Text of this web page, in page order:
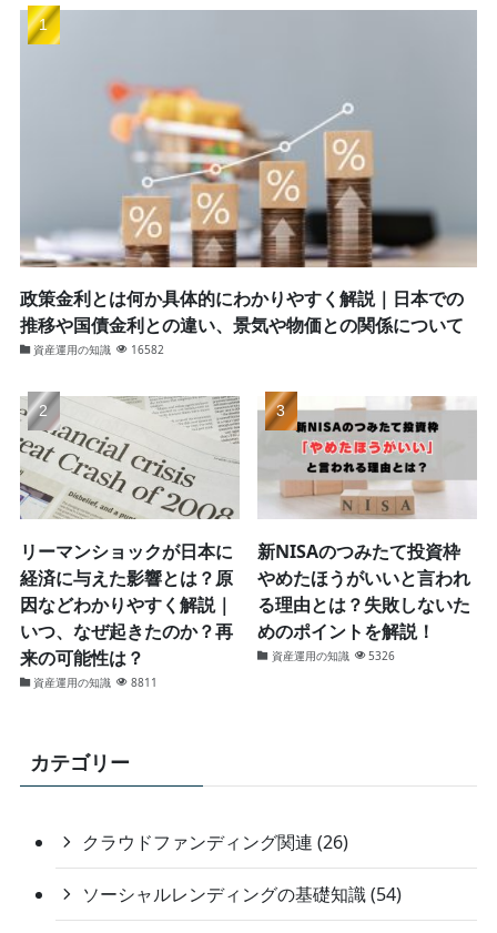
政策金利とは何か具体的にわかりやすく解説｜日本での
推移や国債金利との違い、景気や物価との関係について
資産運用の知識 16582
リーマンショックが日本に
経済に与えた影響とは？原
因などわかりやすく解説｜
いつ、なぜ起きたのか？再
来の可能性は？
資産運用の知識 8811
新NISAのつみたて投資枠
やめたほうがいいと言われ
る理由とは？失敗しないた
めのポイントを解説！
資産運用の知識 5326
カテゴリー
クラウドファンディング関連 (26)
ソーシャルレンディングの基礎知識 (54)